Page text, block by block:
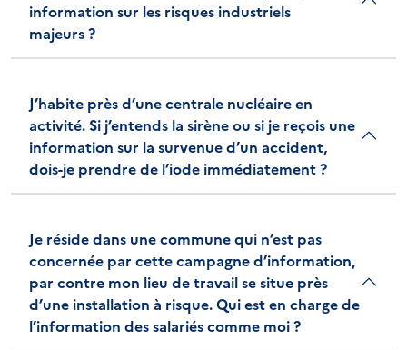
information sur les risques industriels
majeurs ?
J’habite près d’une centrale nucléaire en
activité. Si j’entends la sirène ou si je reçois une
information sur la survenue d’un accident,
dois-je prendre de l’iode immédiatement ?
Je réside dans une commune qui n’est pas
concernée par cette campagne d’information,
par contre mon lieu de travail se situe près
d’une installation à risque. Qui est en charge de
l’information des salariés comme moi ?